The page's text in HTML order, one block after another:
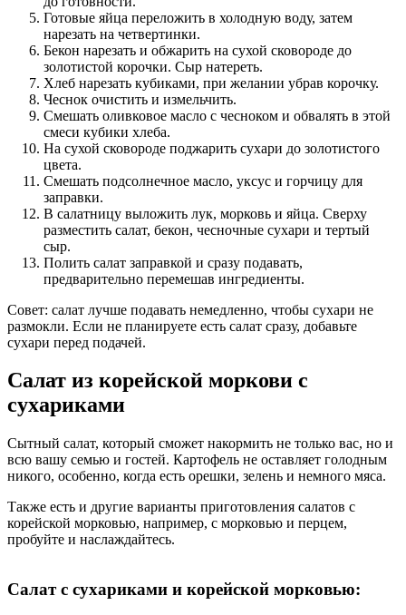
Готовые яйца переложить в холодную воду, затем
нарезать на четвертинки.
Бекон нарезать и обжарить на сухой сковороде до
золотистой корочки. Сыр натереть.
Хлеб нарезать кубиками, при желании убрав корочку.
Чеснок очистить и измельчить.
Смешать оливковое масло с чесноком и обвалять в этой
смеси кубики хлеба.
На сухой сковороде поджарить сухари до золотистого
цвета.
Смешать подсолнечное масло, уксус и горчицу для
заправки.
В салатницу выложить лук, морковь и яйца. Сверху
разместить салат, бекон, чесночные сухари и тертый
сыр.
Полить салат заправкой и сразу подавать,
предварительно перемешав ингредиенты.
Совет: салат лучше подавать немедленно, чтобы сухари не
размокли. Если не планируете есть салат сразу, добавьте
сухари перед подачей.
Салат из корейской моркови с
сухариками
Сытный салат, который сможет накормить не только вас, но и
всю вашу семью и гостей. Картофель не оставляет голодным
никого, особенно, когда есть орешки, зелень и немного мяса.
Также есть и другие варианты приготовления салатов с
корейской морковью, например, с морковью и перцем,
пробуйте и наслаждайтесь.
Салат с сухариками и корейской морковью: